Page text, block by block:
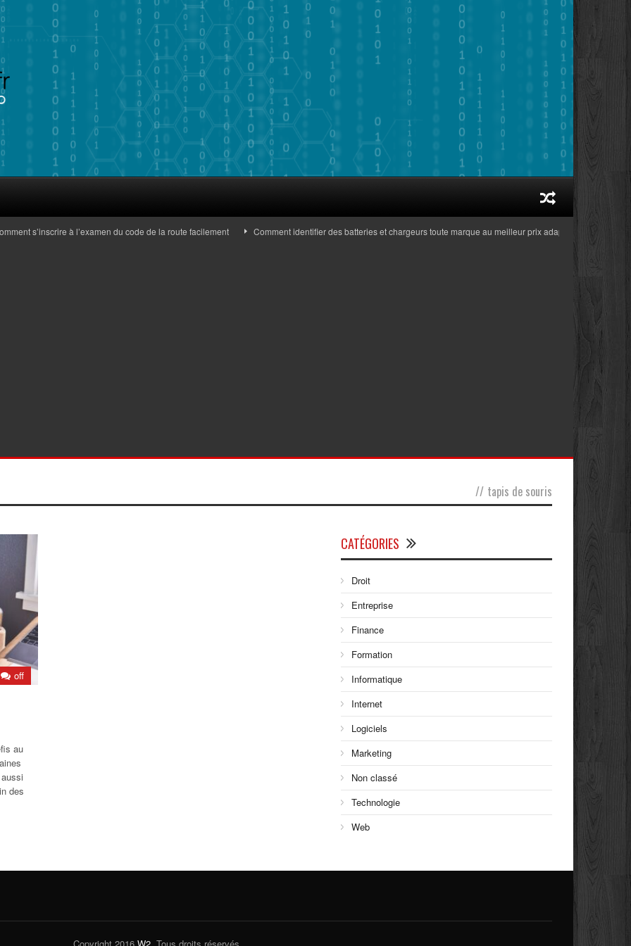
s’inscrire à l’examen du code de la route facilement Comment identifier des batteries et chargeurs toute marque au meilleur prix adaptés aux ordinateurs
// tapis de souris
off
au
des
CATÉGORIES
Droit
Entreprise
Finance
Formation
Informatique
Internet
Logiciels
Marketing
Non classé
Technologie
Web